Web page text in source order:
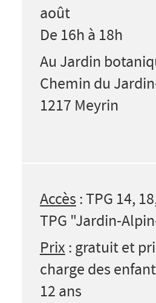
août
De 16h à 18h
Au Jardin
Chemin du
1217 Meyrin
Accès : TPG 14,
TPG "Jardin-
Prix : gratuit et
charge des
12 ans